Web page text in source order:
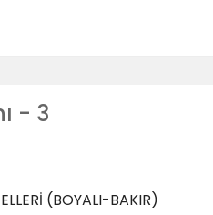
- 3
(BOYALI-BAKIR)